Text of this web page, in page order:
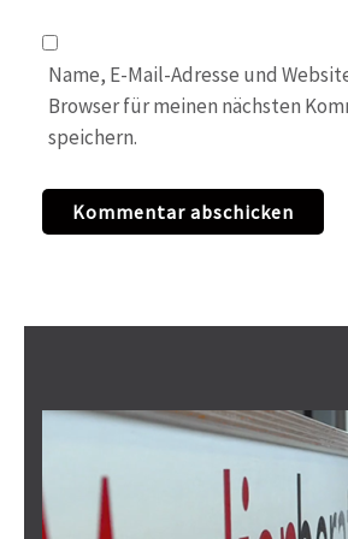
Name, E-Mail-Adresse und
Browser für meinen nächsten
speichern.